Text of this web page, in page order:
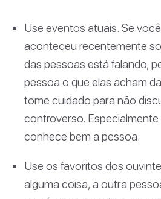
Use eventos atuais. Se
aconteceu recentemente
das pessoas está falando,
pessoa o que elas acham
tome cuidado para não
controverso.
conhece bem a pessoa.
Use os favoritos dos
alguma coisa, a outra